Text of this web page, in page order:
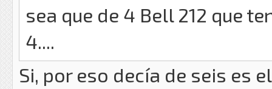
sea que de 4 Bell 212 que
4....
Si, por eso decía de seis es